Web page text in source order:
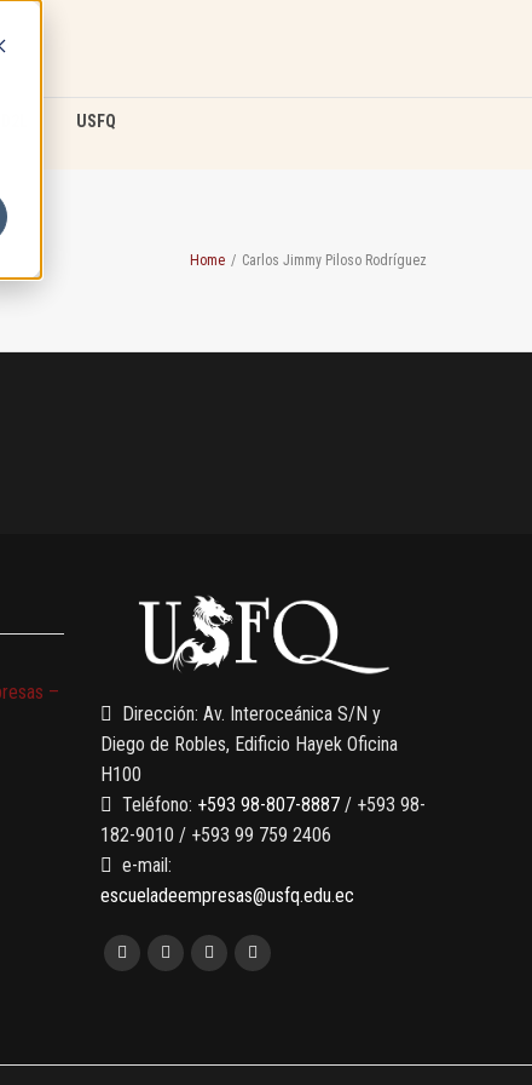
USFQ
Home / Carlos Jimmy Piloso Rodríguez
–
Dirección: Av. Interoceánica S/N y
Diego de Robles, Edificio Hayek Oficina
H100
Teléfono: +593 98-807-8887 / +593 98-
182-9010 / +593 99 759 2406
e-mail:
escueladeempresas@usfq.edu.ec